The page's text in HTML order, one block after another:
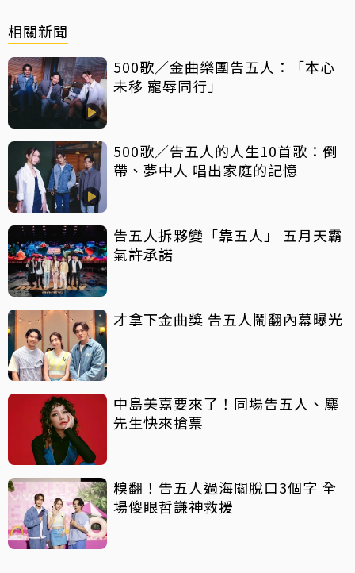
相關新聞
500歌／金曲樂團告五人：「本心
未移 寵辱同行」
500歌／告五人的人生10首歌：倒
帶、夢中人 唱出家庭的記憶
告五人拆夥變「靠五人」 五月天霸
氣許承諾
才拿下金曲獎 告五人鬧翻內幕曝光
中島美嘉要來了！同場告五人、麋
先生快來搶票
糗翻！告五人過海關脫口3個字 全
場傻眼哲謙神救援